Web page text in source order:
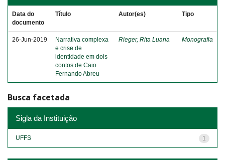
Data do
documento
Título Autor(es) Tipo
26-Jun-2019
Narrativa complexa
e crise de
identidade em dois
contos de Caio
Fernando Abreu
Rieger, Rita Luana Monografia
Busca facetada
Sigla da Instituição
1
UFFS